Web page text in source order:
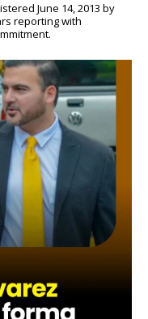
June 14, 2013 by
reporting with